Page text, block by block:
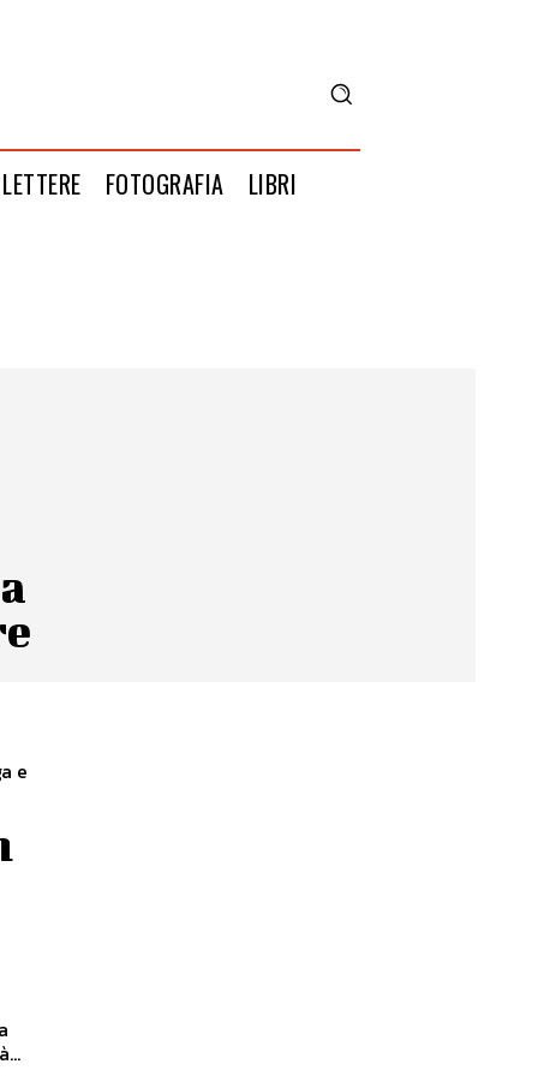
LETTERE FOTOGRAFIA LIBRI
e